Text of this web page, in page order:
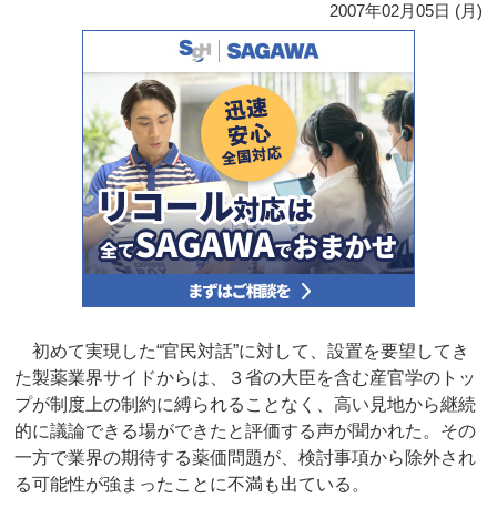
2007年02月05日 (月)
初めて実現した“官民対話”に対して、設置を要望してき
た製薬業界サイドからは、３省の大臣を含む産官学のトッ
プが制度上の制約に縛られることなく、高い見地から継続
的に議論できる場ができたと評価する声が聞かれた。その
一方で業界の期待する薬価問題が、検討事項から除外され
る可能性が強まったことに不満も出ている。